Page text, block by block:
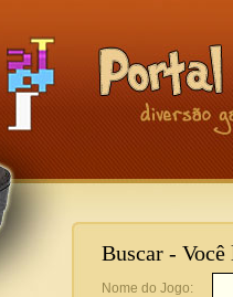
Buscar -
Nome do Jogo: